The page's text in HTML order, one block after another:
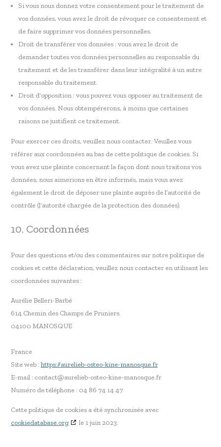
Si vous nous donnez votre consentement pour le traitement de
vos données, vous avez le droit de révoquer ce consentement et
de faire supprimer vos données personnelles.
Droit de transférer vos données : vous avez le droit de
demander toutes vos données personnelles au responsable du
traitement et de les transférer dans leur intégralité à un autre
responsable du traitement.
Droit d’opposition : vous pouvez vous opposer au traitement de
vos données. Nous obtempérerons, à moins que certaines
raisons ne justifient ce traitement.
Pour exercer ces droits, veuillez nous contacter. Veuillez vous
référer aux coordonnées au bas de cette politique de cookies. Si
vous avez une plainte concernant la façon dont nous traitons vos
données, nous aimerions en être informés, mais vous avez
également le droit de déposer une plainte auprès de l’autorité de
contrôle (l’autorité chargée de la protection des données).
10. Coordonnées
Pour des questions et/ou des commentaires sur notre politique de
cookies et cette déclaration, veuillez nous contacter en utilisant les
coordonnées suivantes :
Aurélie Belleri-Barbé
614 Chemin des Champs de Pruniers
04100 MANOSQUE
France
Site web :https://aurelieb-osteo-kine-manosque.fr
E-mail : contact@aurelieb-osteo-kine-manosque.fr
Numéro de téléphone : 04 86 74 14 47
Cette politique de cookies a été synchronisée avec
cookiedatabase.org
le 1 juin 2023.